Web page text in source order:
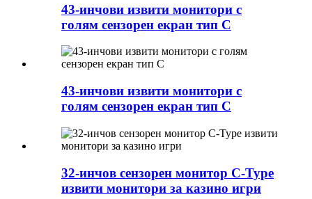
43-инчови извити монитори с
голям сензорен екран тип C
43-инчови извити монитори с
голям сензорен екран тип C
32-инчов сензорен монитор C-Type
извити монитори за казино игри